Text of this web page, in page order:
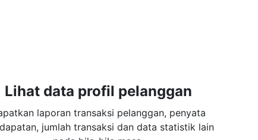
Lihat data profil pelanggan
laporan transaksi pelanggan, penyata
jumlah transaksi dan data statistik lain